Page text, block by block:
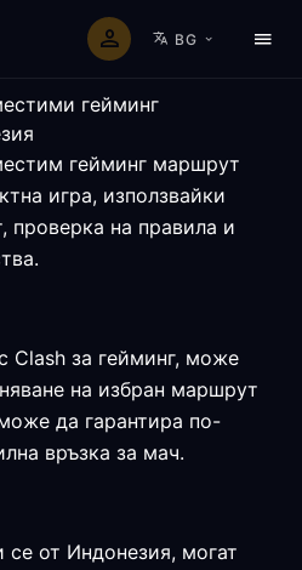
BG
гейминг
гейминг маршрут
игра, използвайки
проверка на правила и
Clash за гейминг, може
на избран маршрут
да гарантира по-
връзка за мач.
се от Индонезия, могат